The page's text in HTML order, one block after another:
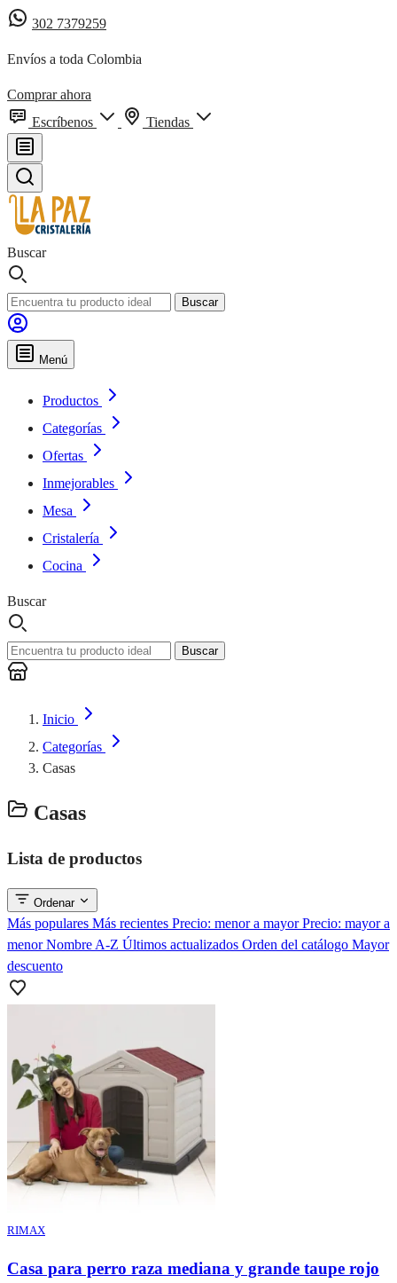
302 7379259
Envíos a toda Colombia
Comprar ahora
Escríbenos
Tiendas
Buscar
Buscar
Menú
Productos
Categorías
Ofertas
Inmejorables
Mesa
Cristalería
Cocina
Buscar
Buscar
Inicio
Categorías
Casas
Casas
Lista de productos
Ordenar
Más populares Más recientes Precio: menor a mayorPrecio: mayor a
menorNombre A-Z Últimos actualizados Orden del catálogo Mayor
descuento
RIMAX
Casa para perro raza mediana y grande taupe rojo